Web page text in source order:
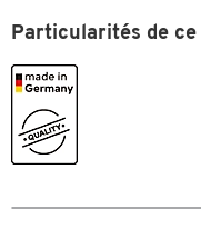
Coloris
Dimensions
Épaisseur film (mm)
Largeur (mm)
Particularités de